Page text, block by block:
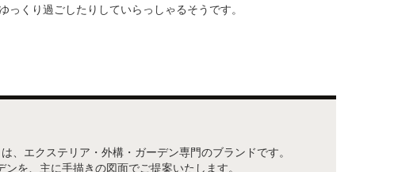
くり過ごしたりしていらっしゃるそうです。
、エクステリア・外構・ガーデン専門のブランドです。
を、主に手描きの図面でご提案いたします。